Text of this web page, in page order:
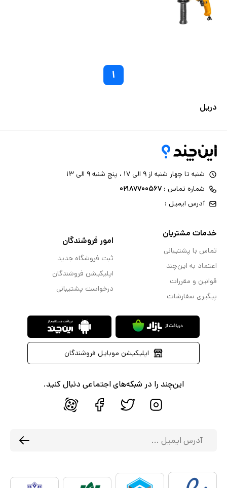
۱
دریل
شنبه تا چهار شنبه از ۹ الی ۱۷ ، پنج شنبه ۹ الی ۱۳
شماره تماس : ۰۲۱۸۷۷۰۰۵۶۷
آدرس ایمیل :
خدمات مشتریان
تماس با پشتیبانی
اعتماد به این‌چند
قوانین و مقررات
پیگیری سفارشات
امور فروشندگان
ثبت فروشگاه جدید
اپلیکیشن فروشندگان
درخواست پشتیبانی
اپلیکیشن موبایل فروشندگان
این‌چند را در شبکه‌های اجتماعی دنبال کنید.